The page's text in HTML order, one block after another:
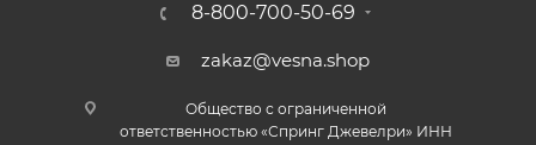
8-800-700-50-69
zakaz@vesna.shop
Общество с ограниченной
ответственностью «Спринг Джевелри» ИНН